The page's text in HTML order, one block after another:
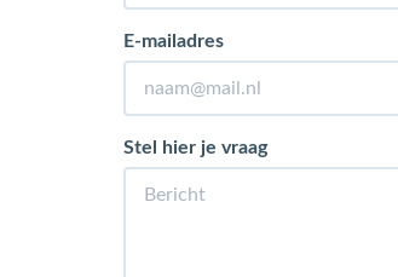
E-mailadres
Stel hier je vraag